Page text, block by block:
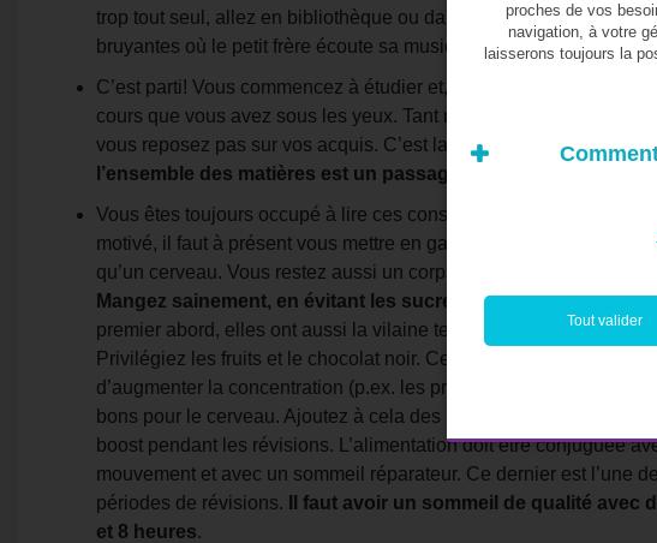
trop tout seul, allez en bibliothèque ou dans un lieu du genre,
bruyantes où le petit frère écoute sa musique tandis que les
C’est parti! Vous commencez à étudier et, bonne surprise, vous
cours que vous avez sous les yeux. Tant mieux pour vous, mais
vous reposez pas sur vos acquis. C’est la clé d’une bonne
l’ensemble des matières est un passage obligé
Vous êtes toujours occupé à lire ces conseils, c’est bon signe !
motivé, il faut à présent vous mettre en garde contre le risque de
qu’un cerveau. Vous restez aussi un corps dont il vous faut
Mangez sainement, en évitant les sucreries. Si ces dernières
premier abord, elles ont aussi la vilaine tendance à vous fatiguer
Privilégiez les fruits et le chocolat noir. Certains aliments riches en
d’augmenter la concentration (p.ex. les produits laitiers) ou des
bons pour le cerveau. Ajoutez à cela des produits riches en
boost pendant les révisions. L’alimentation doit être conjuguée
mouvement et avec un sommeil réparateur. Ce dernier est l’une
périodes de révisions.
Il faut avoir un sommeil de qualité avec
et 8 heures.
proches de vos
navigation, à votre
laisserons toujours la
Tout valider